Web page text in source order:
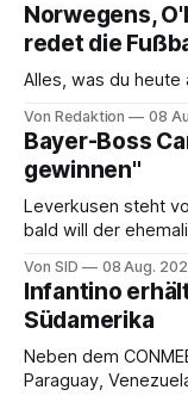
Norwegens,
redet die
Alles, was du
Von Redaktion 08
Bayer-Boss
gewinnen"
Leverkusen steht
bald will der
Von SID 08 Aug.
Infantino
Südamerika
Neben dem
Paraguay,